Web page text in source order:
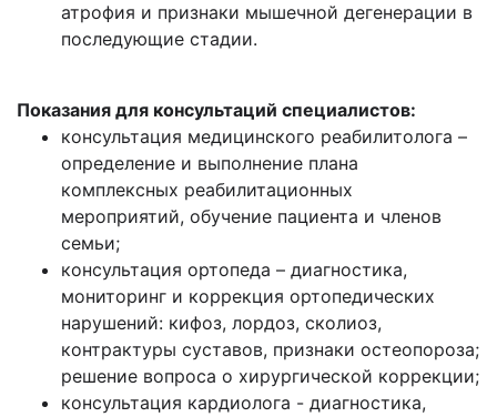
атрофия и признаки мышечной дегенерации в
последующие стадии.
Показания для консультаций специалистов:
консультация медицинского реабилитолога –
определение и выполнение плана
комплексных реабилитационных
мероприятий, обучение пациента и членов
семьи;
консультация ортопеда – диагностика,
мониторинг и коррекция ортопедических
нарушений: кифоз, лордоз, сколиоз,
контрактуры суставов, признаки остеопороза;
решение вопроса о хирургической коррекции;
консультация кардиолога - диагностика,